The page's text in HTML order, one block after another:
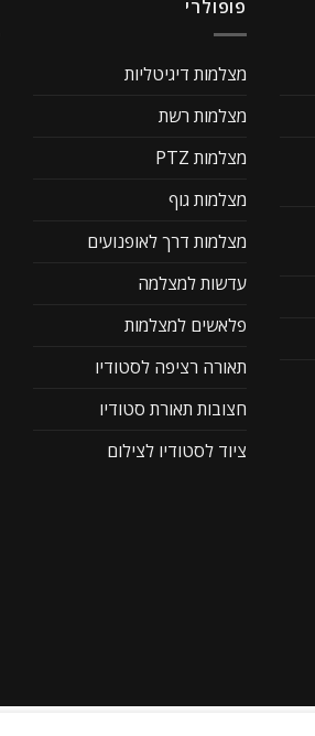
פופולרי
מצלמות דיגיטליות
מצלמות רשת
מצלמות PTZ
מצלמות גוף
מצלמות דרך לאופנועים
עדשות למצלמה
פלאשים למצלמות
תאורה רציפה לסטודיו
חצובות תאורת סטודיו
ציוד לסטודיו לצילום